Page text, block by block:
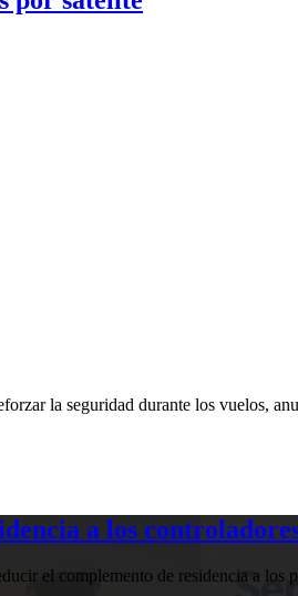
la seguridad durante los vuelos,
a los
el complemento de residencia a los